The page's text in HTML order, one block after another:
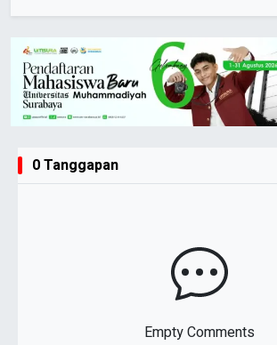
0 Tanggapan
Empty Comments